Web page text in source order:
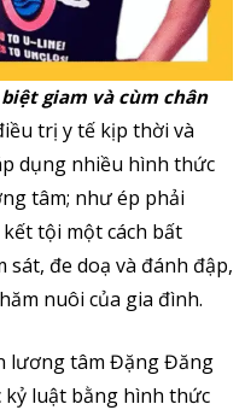
giam và cùm chân
trị y tế kịp thời và
dụng nhiều hình thức
tâm; như ép phải
tội một cách bất
đe doạ và đánh đập,
nuôi của gia đình.
lương tâm Đặng Đăng
kỷ luật bằng hình thức